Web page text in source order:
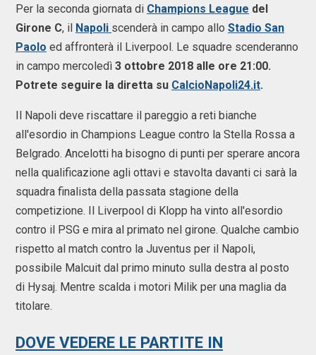
Per la seconda giornata di Champions League del
Girone C, il Napoli scenderà in campo allo Stadio San
Paolo ed affronterà il Liverpool. Le squadre scenderanno
in campo mercoledì 3 ottobre 2018 alle ore 21:00.
Potrete seguire la diretta su CalcioNapoli24.it.
Il Napoli deve riscattare il pareggio a reti bianche
all'esordio in Champions League contro la Stella Rossa a
Belgrado. Ancelotti ha bisogno di punti per sperare ancora
nella qualificazione agli ottavi e stavolta davanti ci sarà la
squadra finalista della passata stagione della
competizione. Il Liverpool di Klopp ha vinto all'esordio
contro il PSG e mira al primato nel girone. Qualche cambio
rispetto al match contro la Juventus per il Napoli,
possibile Malcuit dal primo minuto sulla destra al posto
di Hysaj. Mentre scalda i motori Milik per una maglia da
titolare.
DOVE VEDERE LE PARTITE IN